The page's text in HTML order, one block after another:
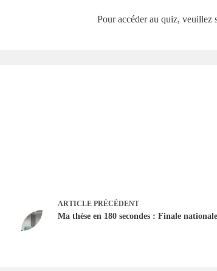
Pour accéder au quiz, veuillez
ARTICLE PRÉCÉDENT
Ma thèse en 180 secondes : Finale